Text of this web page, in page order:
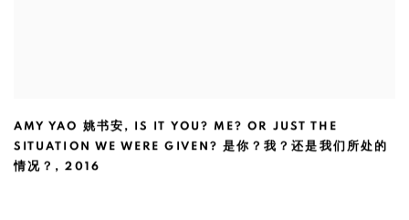
AMY YAO 姚书安 , IS IT YOU? ME? OR JUST THE
SITUATION WE WERE GIVEN? 是你？我？还是我们所处的
情况？ ,2016